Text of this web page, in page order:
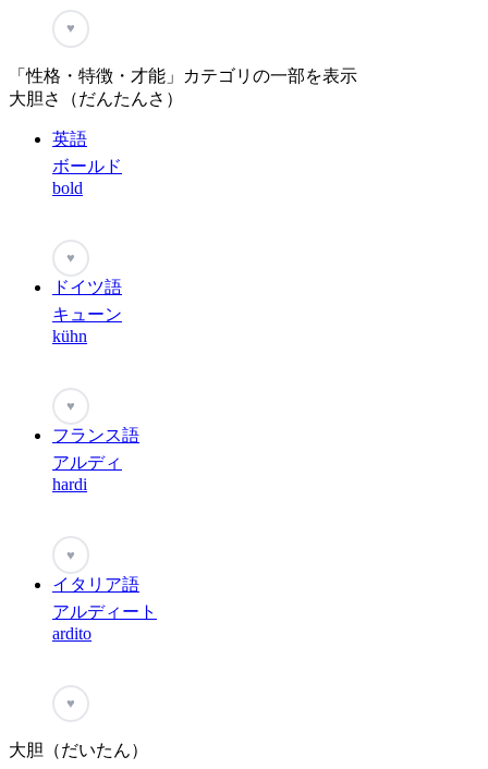
♥
「性格・特徴・才能」カテゴリの一部を表示
大胆さ（だんたんさ）
英語
ボールド
bold
♥
ドイツ語
キューン
kühn
♥
フランス語
アルディ
hardi
♥
イタリア語
アルディート
ardito
♥
大胆（だいたん）